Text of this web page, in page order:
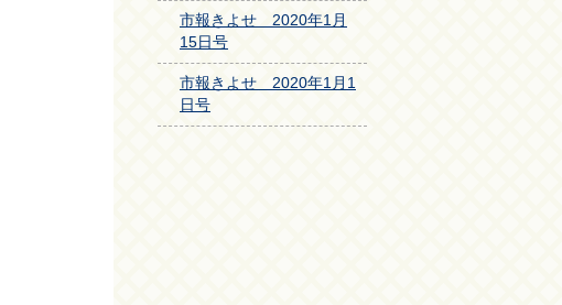
市報きよせ 2020年1月
15日号
市報きよせ 2020年1月1
日号